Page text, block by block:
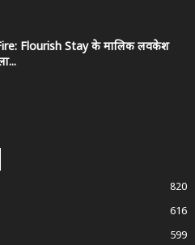
Flourish Stay के मालिक लवकेश
820
616
599